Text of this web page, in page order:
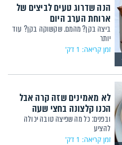
הנה שדרוג טעים לביצים של
ארוחת הערב היום
ביצה בקן? מהמם. שקשוקה בקן? עוד
יותר
זמן קריאה: 1 דק'
לא מאמינים שזה קרה אבל
הכנו קלצונה בחצי שעה
ובפנים: כל מה שפיצה טובה יכולה
להציע
זמן קריאה: 1 דק'